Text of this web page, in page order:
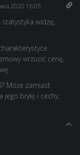
2020 16:05
statystyka widzę,
wrzucić cenę,
Może zamiast
bryłę i cechy,